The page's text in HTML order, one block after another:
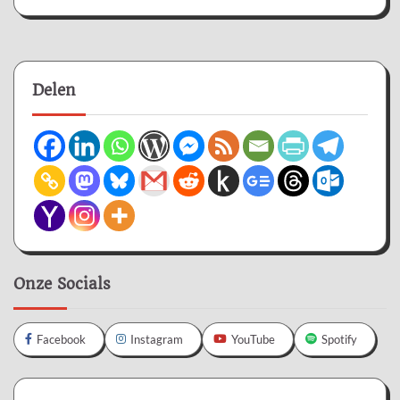
Delen
Onze Socials
Facebook Instagram YouTube Spotify